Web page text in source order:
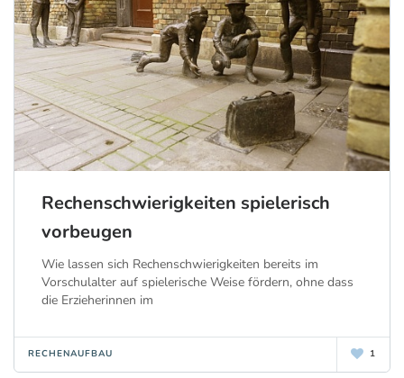
Rechenschwierigkeiten spielerisch
vorbeugen
Wie lassen sich Rechenschwierigkeiten bereits im
Vorschulalter auf spielerische Weise fördern, ohne dass
die Erzieherinnen im
RECHENAUFBAU 1